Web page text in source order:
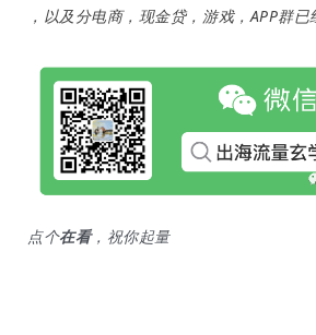
营
例
，以及分电商，现金贷，游戏，APP群已
点个在看，祝你起量